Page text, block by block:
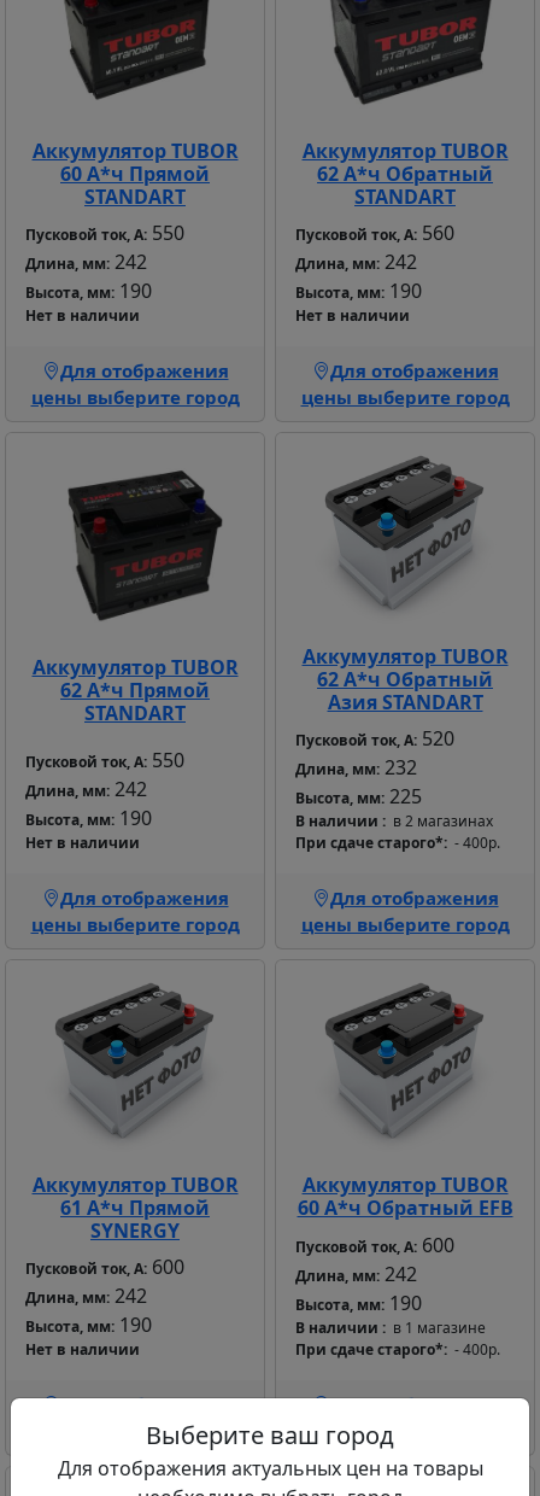
Выберите ваш город
Для отображения актуальных цен на товары
Аккумулятор TUBOR
60 А*ч Прямой
STANDART
Пусковой ток, А: 550
Длина, мм: 242
Высота, мм: 190
Нет в наличии
Для отображения
цены выберите город
Аккумулятор TUBOR
62 А*ч Обратный
STANDART
Пусковой ток, А: 560
Длина, мм: 242
Высота, мм: 190
Нет в наличии
Для отображения
цены выберите город
Аккумулятор TUBOR
62 А*ч Прямой
STANDART
Пусковой ток, А: 550
Длина, мм: 242
Высота, мм: 190
Нет в наличии
Для отображения
цены выберите город
Аккумулятор TUBOR
62 А*ч Обратный
Азия STANDART
Пусковой ток, А: 520
Длина, мм: 232
Высота, мм: 225
В наличии
в 2 магазинах
При сдаче старого* - 400р.
Для отображения
цены выберите город
Аккумулятор TUBOR
61 А*ч Прямой
SYNERGY
Пусковой ток, А: 600
Длина, мм: 242
Высота, мм: 190
Нет в наличии
Для отображения
цены выберите город
Аккумулятор TUBOR
60 А*ч Обратный EFB
Пусковой ток, А: 600
Длина, мм: 242
Высота, мм: 190
В наличии
в 1 магазине
При сдаче старого* - 400р.
Для отображения
цены выберите город